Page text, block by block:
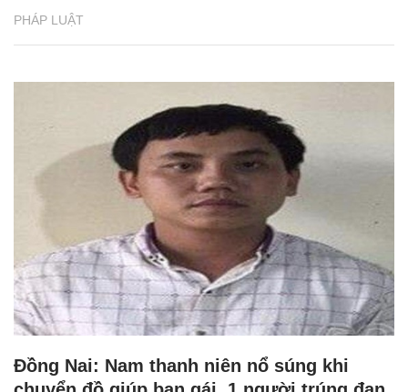
PHÁP LUẬT
Đồng Nai: Nam thanh niên nổ súng khi